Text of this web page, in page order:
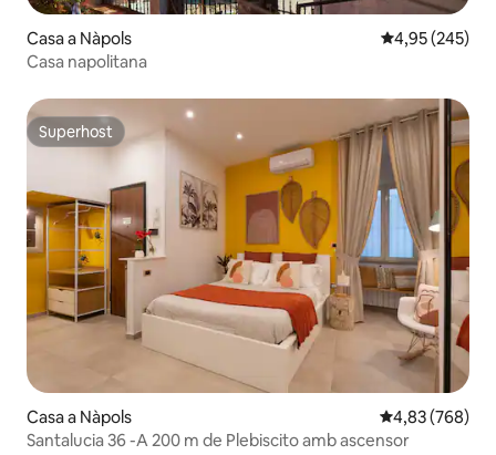
Casa a Nàpols 4,95 de
4,95 (245)
Casa napolitana
Superhost
Superhost
Casa a Nàpols 4,83 de
4,83 (768)
Santalucia 36 -A 200 m de Plebiscito amb ascensor